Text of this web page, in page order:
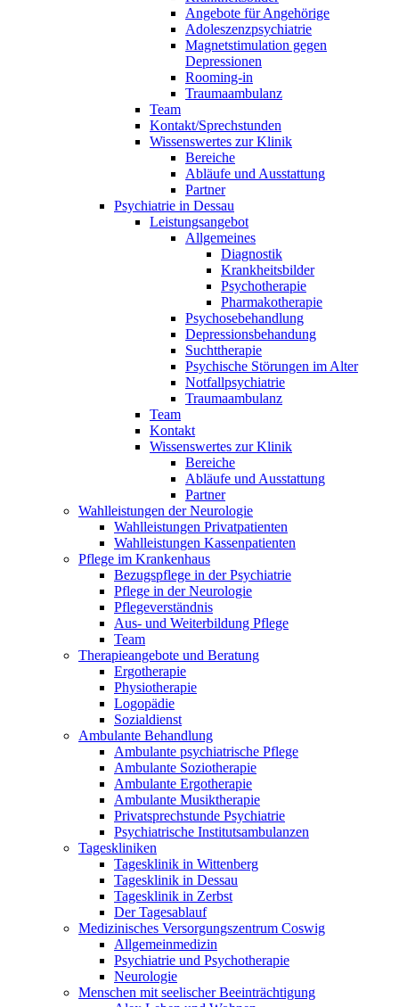
Angebote für Angehörige
Adoleszenzpsychiatrie
Magnetstimulation gegen
Depressionen
Rooming-in
Traumaambulanz
Team
Kontakt/Sprechstunden
Wissenswertes zur Klinik
Bereiche
Abläufe und Ausstattung
Partner
Psychiatrie in Dessau
Leistungsangebot
Allgemeines
Diagnostik
Krankheitsbilder
Psychotherapie
Pharmakotherapie
Psychosebehandlung
Depressionsbehandung
Suchttherapie
Psychische Störungen im Alter
Notfallpsychiatrie
Traumaambulanz
Team
Kontakt
Wissenswertes zur Klinik
Bereiche
Abläufe und Ausstattung
Partner
Wahlleistungen der Neurologie
Wahlleistungen Privatpatienten
Wahlleistungen Kassenpatienten
Pflege im Krankenhaus
Bezugspflege in der Psychiatrie
Pflege in der Neurologie
Pflegeverständnis
Aus- und Weiterbildung Pflege
Team
Therapieangebote und Beratung
Ergotherapie
Physiotherapie
Logopädie
Sozialdienst
Ambulante Behandlung
Ambulante psychiatrische Pflege
Ambulante Soziotherapie
Ambulante Ergotherapie
Ambulante Musiktherapie
Privatsprechstunde Psychiatrie
Psychiatrische Institutsambulanzen
Tageskliniken
Tagesklinik in Wittenberg
Tagesklinik in Dessau
Tagesklinik in Zerbst
Der Tagesablauf
Medizinisches Versorgungszentrum Coswig
Allgemeinmedizin
Psychiatrie und Psychotherapie
Neurologie
Menschen mit seelischer Beeinträchtigung